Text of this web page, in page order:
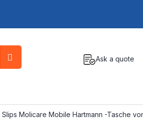
Ask a quote
Molicare Mobile Hartmann -Tasche